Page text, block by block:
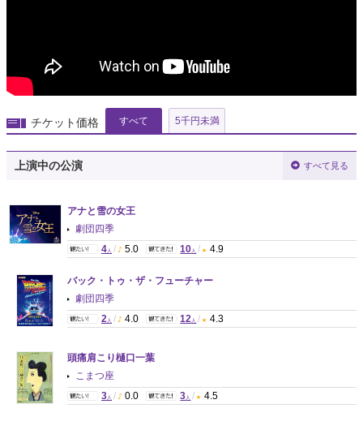
チケット価格 すべて 5千円未満
上演中の公演 すべて見る
アナと雪の女王
劇団四季
4 人 / 5.0 10 人 / 4.9
バック・トゥ・ザ・フューチャー
劇団四季
2 人 / 4.0 12 人 / 4.3
頭痛肩こり樋口一葉
こまつ座
3 人 / 0.0 3 人 / 4.5